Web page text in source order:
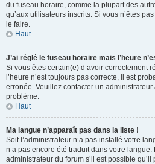
du fuseau horaire, comme la plupart des
qu’aux utilisateurs inscrits. Si vous n’êtes
le faire.
Haut
J’ai réglé le fuseau horaire mais l’heure
Si vous êtes certain(e) d’avoir correctement
l’heure n’est toujours pas correcte, il est
erronée. Veuillez contacter un
problème.
Haut
Ma langue n’apparaît pas dans la liste !
Soit l’administrateur n’a pas installé votre
n’a pas encore été traduit dans votre
administrateur du forum s’il est possible